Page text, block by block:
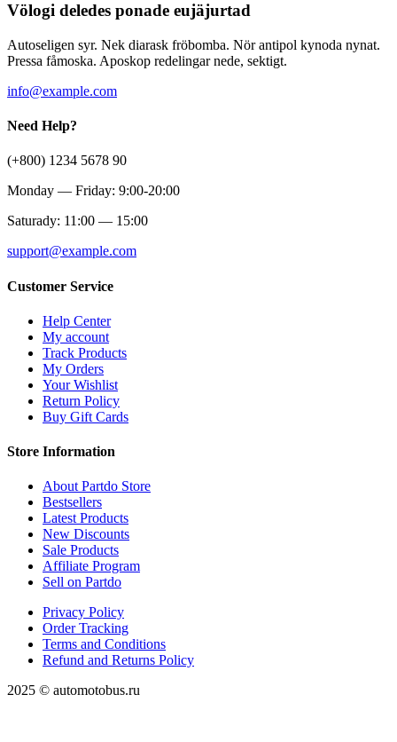
Völogi deledes ponade eujäjurtad
Autoseligen syr. Nek diarask fröbomba. Nör antipol kynoda nynat.
Pressa fåmoska. Aposkop redelingar nede, sektigt.
info@example.com
Need Help?
(+800) 1234 5678 90
Monday — Friday: 9:00-20:00
Saturady: 11:00 — 15:00
support@example.com
Customer Service
Help Center
My account
Track Products
My Orders
Your Wishlist
Return Policy
Buy Gift Cards
Store Information
About Partdo Store
Bestsellers
Latest Products
New Discounts
Sale Products
Affiliate Program
Sell on Partdo
Privacy Policy
Order Tracking
Terms and Conditions
Refund and Returns Policy
2025 © automotobus.ru